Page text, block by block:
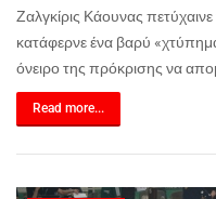
Ζαλγκίρις Κάουνας πετύχαινε
κατάφερνε ένα βαρύ
όνειρο της πρόκρισης να
Read more...